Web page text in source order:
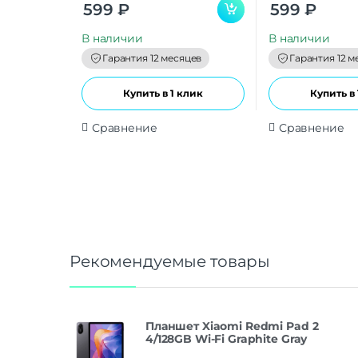
o
o
599 ₽
В наличии
Гарантия 12 месяцев
Купить в 1 клик
Сравнение
o
o
599 ₽
В наличии
Гарантия 12
Купить в
Сравнение
Рекомендуемые товары
Планшет Xiaomi Redmi Pad 2
4/128GB Wi-Fi Graphite Gray